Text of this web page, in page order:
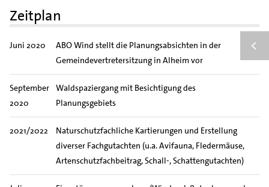
Zeitplan
Juni 2020
ABO Wind stellt die Planungsabsichten in der
Gemeindevertretersitzung in Alheim vor
September
2020
Waldspaziergang mit Besichtigung des
Planungsgebiets
2021/2022
Naturschutzfachliche Kartierungen und Erstellung
diverser Fachgutachten (u.a. Avifauna, Fledermäuse,
Artenschutzfachbeitrag, Schall-, Schattengutachten)